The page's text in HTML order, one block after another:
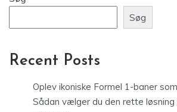
Søg
Recent Posts
Oplev ikoniske Formel 1-baner
Sådan vælger du den rette løsning